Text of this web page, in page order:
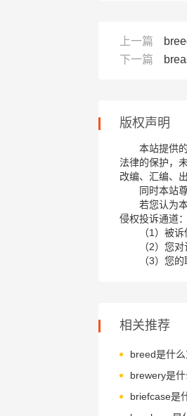
上一篇
下一篇
版权声明
本站提供
法律的保护，
改编、汇编、
同时本站
若您认为
侵权投诉通道
（1）被
（2）您
（3）您
相关推荐
breed是什
brewery是